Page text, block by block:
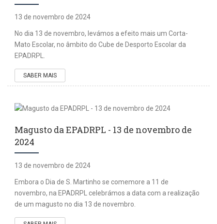
13 de novembro de 2024
No dia 13 de novembro, levámos a efeito mais um Corta-
Mato Escolar, no âmbito do Cube de Desporto Escolar da
EPADRPL.
SABER MAIS
Magusto da EPADRPL - 13 de novembro de
2024
13 de novembro de 2024
Embora o Dia de S. Martinho se comemore a 11 de
novembro, na EPADRPL celebrámos a data com a realização
de um magusto no dia 13 de novembro.